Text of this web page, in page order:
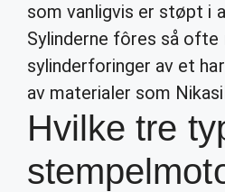
som vanligvis er støpt i
Sylinderne fôres så ofte
sylinderforinger av et
av materialer som
Hvilke tre